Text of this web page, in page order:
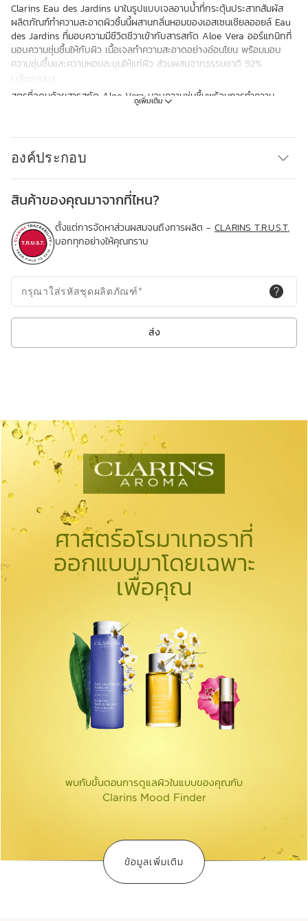
ดูเพิ่มเติม
Clarins Eau des Jardins มาในรูปแบบเจลอาบน้ำที่กระตุ้นประสาทสัมผัส
ผลิตภัณฑ์ทำความสะอาดผิวชิ้นนี้ผสานกลิ่นหอมของเอสเซนเชียลออยล์ Eau
des Jardins ที่มอบความมีชีวิตชีวาเข้ากับสารสกัด Aloe Vera ออร์แกนิกที่
มอบความชุ่มชื้นให้กับผิว เนื้อเจลทำความสะอาดอย่างอ่อนโยน พร้อมมอบ
ความชุ่มชื้นและความหอมละมุนให้แก่ผิว ส่วนผสมจากธรรมชาติ 92%
สูตรที่อุดมด้วยสารสกัด Aloe Vera มอบความชุ่มชื้นพร้อมการทำความ
องค์ประกอบ
สินค้าของคุณมาจากที่ไหน?
ตั้งแต่การจัดหาส่วนผสมจนถึงการผลิต - CLARINS T.R.U.S.T.
บอกทุกอย่างให้คุณทราบ
กรุณาใส่รหัสชุดผลิตภัณฑ์ *
ส่ง
ศาสตร์อโรมาเทอราที่
ออกแบบมาโดยเฉพาะ
เพื่อคุณ
พบกับขั้นตอนการดูแลผิวในแบบของคุณกับ
Clarins Mood Finder
ข้อมูลเพิ่มเติม